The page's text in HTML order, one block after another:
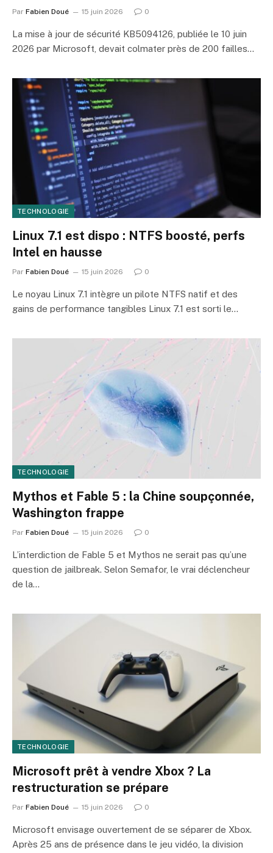
Par Fabien Doué 15 juin 2026 0
La mise à jour de sécurité KB5094126, publiée le 10 juin
2026 par Microsoft, devait colmater près de 200 failles…
TECHNOLOGIE
Linux 7.1 est dispo : NTFS boosté, perfs
Intel en hausse
Par Fabien Doué 15 juin 2026 0
Le noyau Linux 7.1 intègre un pilote NTFS natif et des
gains de performance tangibles Linux 7.1 est sorti le…
TECHNOLOGIE
Mythos et Fable 5 : la Chine soupçonnée,
Washington frappe
Par Fabien Doué 15 juin 2026 0
L’interdiction de Fable 5 et Mythos ne serait pas qu’une
question de jailbreak. Selon Semafor, le vrai déclencheur
de la…
TECHNOLOGIE
Microsoft prêt à vendre Xbox ? La
restructuration se prépare
Par Fabien Doué 15 juin 2026 0
Microsoft envisage ouvertement de se séparer de Xbox.
Après 25 ans de présence dans le jeu vidéo, la division